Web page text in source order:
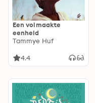
Een volmaakte
eenheid
Tammye Huf
4.4